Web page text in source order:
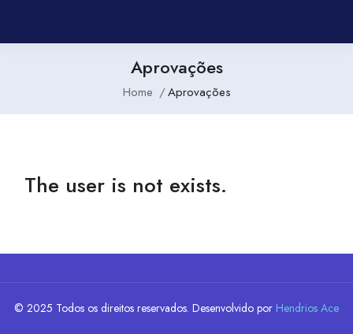
Aprovações
Home Aprovações
The user is not exists.
© 2025 Todos os direitos reservados. Desenvolvido por Hendrios Ace